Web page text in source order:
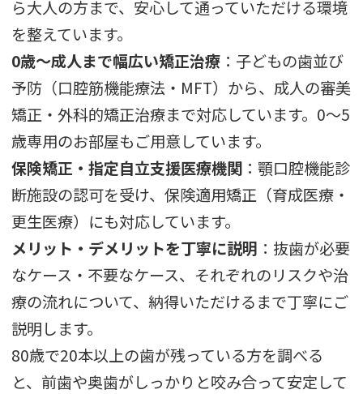
ら大人の方まで、安心して通っていただける環境
を整えています。
0歳〜成人まで幅広い矯正治療 ：子どもの歯並び
予防（口腔筋機能療法・MFT）から、成人の審美
矯正・外科的矯正治療まで対応しています。0〜5
歳専用のお部屋もご用意しています。
保険矯正・指定自立支援医療機関 ：顎口腔機能診
断施設の認可を受け、保険適用矯正（育成医療・
更生医療）にも対応しています。
メリット・デメリットを丁寧に説明 ：抜歯が必要
なケース・不要なケース、それぞれのリスクや治
療の流れについて、納得いただけるまで丁寧にご
説明します。
80歳で20本以上の歯が残っている方を調べる
と、前歯や奥歯がしっかりと咬み合って安定して